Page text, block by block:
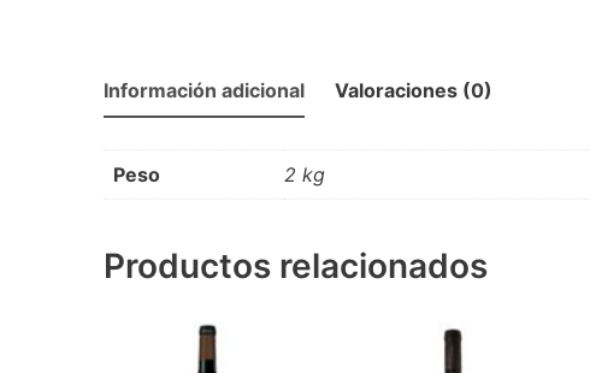
Información adicional Valoraciones (0)
Peso 2 kg
Productos relacionados